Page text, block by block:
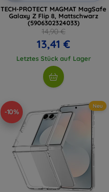
TECH-PROTECT MAGMAT MagSafe
Galaxy Z Flip 8, Mattschwarz
(5906302324033)
14,90 €
13,41 €
Letztes Stück auf Lager
-10%
Neu